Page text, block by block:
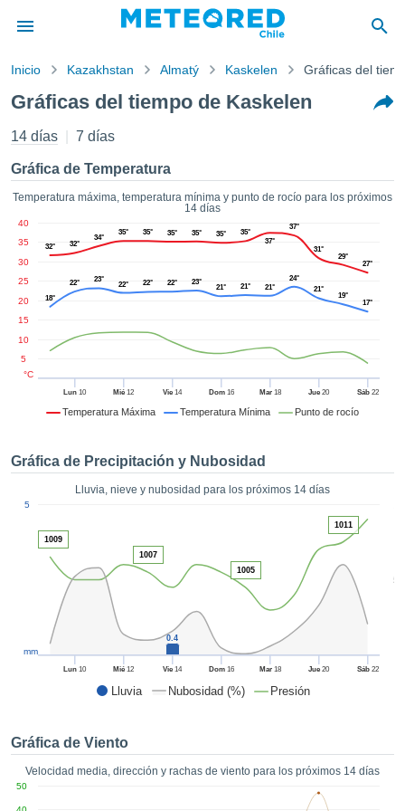
de
por
para
que la
que se
a este
las
y
forma
digital
basada
nuestra
sin coste.
de todas
ya sean
así como
un perfil
para
CONTINUAR
CONFIGURACIÓN
Inicio Kazakhstan Almatý Kaskelen Gráficas del
Gráficas del tiempo de Kaskelen
14 días 7 días
Gráfica de Temperatura
Temperatura máxima, temperatura mínima y punto de rocío para los próximos
14 días
Temperatura Máxima Temperatura Mínima Punto de rocío
Lun 10 Mié 12 Vie 14 Dom16 Mar18 Jue 20 Sáb22
5
10
15
20
25
30
35
40
°C
32° 32°
34°
35° 35° 35° 35° 35°
35°
37°
37°
31°
29°
27°
18°
22° 23°
22° 22° 22° 23°
21° 21° 21°
24°
21°
19°
17°
Gráfica de Precipitación y Nubosidad
Lluvia, nieve y nubosidad para los próximos 14 días
Lluvia Nubosidad (%) Presión
50
Lun 10 Mié 12 Vie 14 Dom16 Mar18 Jue 20 Sáb22
5
mm
0.4
1009
1007
1005
1011
Gráfica de Viento
Velocidad media, dirección y rachas de viento para los próximos 14 días
50